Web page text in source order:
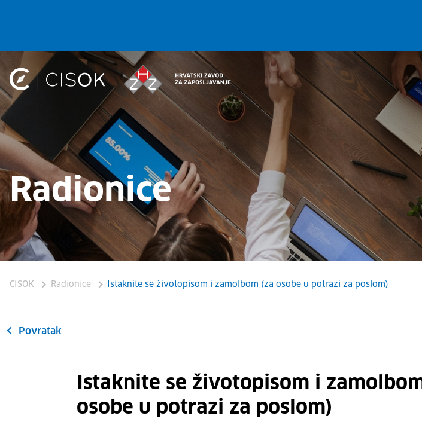
Radionice
CISOK Radionice Istaknite se životopisom i zamolbom (za osobe u potrazi za poslom)
Povratak
Istaknite se životopisom i
osobe u potrazi za poslom)